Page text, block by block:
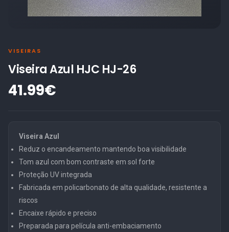
VISEIRAS
Viseira Azul HJC HJ-26
41.99€
Viseira Azul
Reduz o encandeamento mantendo boa visibilidade
Tom azul com bom contraste em sol forte
Proteção UV integrada
Fabricada em policarbonato de alta qualidade, resistente a
riscos
Encaixe rápido e preciso
Preparada para película anti-embaciamento